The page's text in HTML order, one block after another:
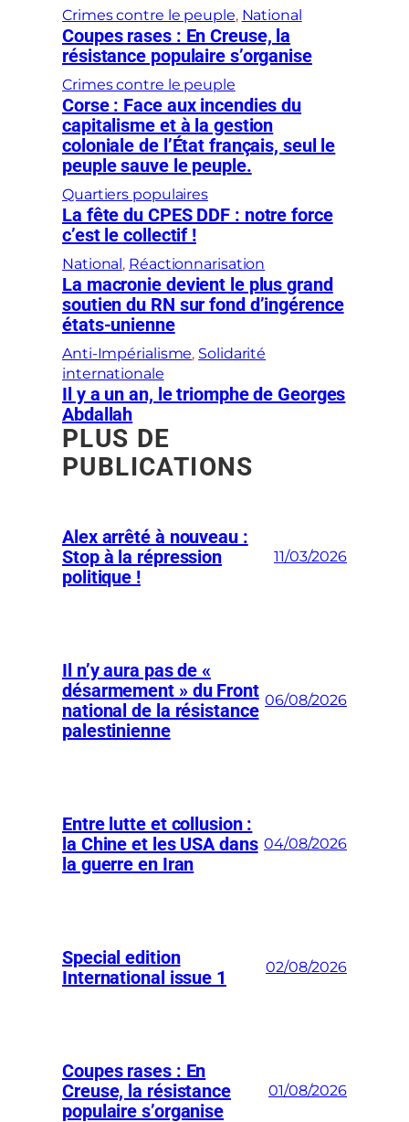
Crimes contre le peuple, National
Coupes rases : En Creuse, la
résistance populaire s’organise
Crimes contre le peuple
Corse : Face aux incendies du
capitalisme et à la gestion
coloniale de l’État français, seul le
peuple sauve le peuple.
Quartiers populaires
La fête du CPES DDF : notre force
c’est le collectif !
National, Réactionnarisation
La macronie devient le plus grand
soutien du RN sur fond d’ingérence
états-unienne
Anti-Impérialisme, Solidarité
internationale
Il y a un an, le triomphe de Georges
Abdallah
PLUS DE
PUBLICATIONS
Alex arrêté à nouveau :
Stop à la répression
politique !
11/03/2026
Il n’y aura pas de «
désarmement » du Front
national de la résistance
palestinienne
06/08/2026
Entre lutte et collusion :
la Chine et les USA dans
la guerre en Iran
04/08/2026
Special edition
International issue 1
02/08/2026
Coupes rases : En
Creuse, la résistance
populaire s’organise
01/08/2026